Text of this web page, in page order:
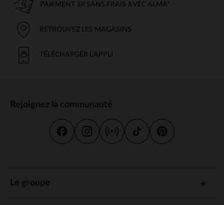
PAIEMENT 3X SANS FRAIS AVEC ALMA*
RETROUVEZ LES MAGASINS
TÉLÉCHARGER L'APPLI
Rejoignez la communauté
Le groupe